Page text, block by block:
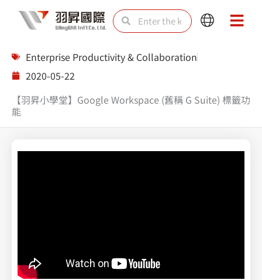
SearchSearch
Main
Main
Enterprise Productivity & Collaboration
2020-05-22
【羽昇小學堂】Google Workspace (舊稱 G Suite) 標籤功
能